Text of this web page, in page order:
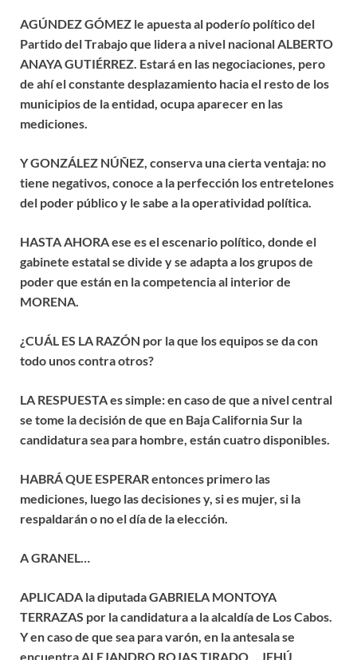
AGÚNDEZ GÓMEZ le apuesta al poderío político del
Partido del Trabajo que lidera a nivel nacional ALBERTO
ANAYA GUTIÉRREZ. Estará en las negociaciones, pero
de ahí el constante desplazamiento hacia el resto de los
municipios de la entidad, ocupa aparecer en las
mediciones.
Y GONZÁLEZ NÚÑEZ, conserva una cierta ventaja: no
tiene negativos, conoce a la perfección los entretelones
del poder público y le sabe a la operatividad política.
HASTA AHORA ese es el escenario político, donde el
gabinete estatal se divide y se adapta a los grupos de
poder que están en la competencia al interior de
MORENA.
¿CUÁL ES LA RAZÓN por la que los equipos se da con
todo unos contra otros?
LA RESPUESTA es simple: en caso de que a nivel central
se tome la decisión de que en Baja California Sur la
candidatura sea para hombre, están cuatro disponibles.
HABRÁ QUE ESPERAR entonces primero las
mediciones, luego las decisiones y, si es mujer, si la
respaldarán o no el día de la elección.
A GRANEL…
APLICADA la diputada GABRIELA MONTOYA
TERRAZAS por la candidatura a la alcaldía de Los Cabos.
Y en caso de que sea para varón, en la antesala se
encuentra ALEJANDRO ROJAS TIRADO… JEHÚ